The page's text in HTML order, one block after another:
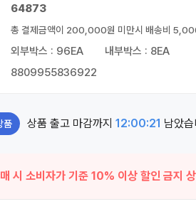
64873
총 결제금액이 200,000원 미만시 배송비
외부박스 : 96EA
내부박스 : 8EA
8809955836922
품 상품 출고 마감까지 12:00:20남았
시 소비자가 기준 10% 이상 할인 금지